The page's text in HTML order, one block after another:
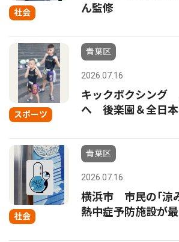
社会
ん監修
スポーツ
青葉区
2026.07.16
キックボクシング
へ 後楽園＆全日本
社会
青葉区
2026.07.16
横浜市 市民の｢涼
熱中症予防施設が